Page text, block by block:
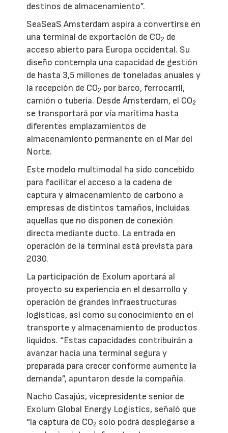
destinos de almacenamiento”.
SeaSeaS Amsterdam aspira a convertirse en
una terminal de exportación de CO2 de
acceso abierto para Europa occidental. Su
diseño contempla una capacidad de gestión
de hasta 3,5 millones de toneladas anuales y
la recepción de CO2 por barco, ferrocarril,
camión o tubería. Desde Ámsterdam, el CO2
se transportará por vía marítima hasta
diferentes emplazamientos de
almacenamiento permanente en el Mar del
Norte.
Este modelo multimodal ha sido concebido
para facilitar el acceso a la cadena de
captura y almacenamiento de carbono a
empresas de distintos tamaños, incluidas
aquellas que no disponen de conexión
directa mediante ducto. La entrada en
operación de la terminal está prevista para
2030.
La participación de Exolum aportará al
proyecto su experiencia en el desarrollo y
operación de grandes infraestructuras
logísticas, así como su conocimiento en el
transporte y almacenamiento de productos
líquidos. “Estas capacidades contribuirán a
avanzar hacia una terminal segura y
preparada para crecer conforme aumente la
demanda”, apuntaron desde la compañía.
Nacho Casajús, vicepresidente senior de
Exolum Global Energy Logistics, señaló que
“la captura de CO2 solo podrá desplegarse a